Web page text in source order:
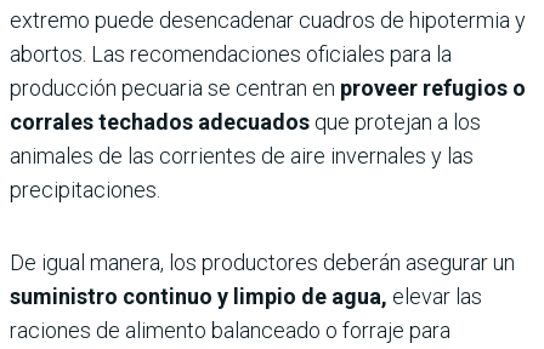
extremo puede desencadenar cuadros de hipotermia y
abortos. Las recomendaciones oficiales para la
producción pecuaria se centran en proveer refugios o
corrales techados adecuados que protejan a los
animales de las corrientes de aire invernales y las
precipitaciones.
De igual manera, los productores deberán asegurar un
suministro continuo y limpio de agua, elevar las
raciones de alimento balanceado o forraje para